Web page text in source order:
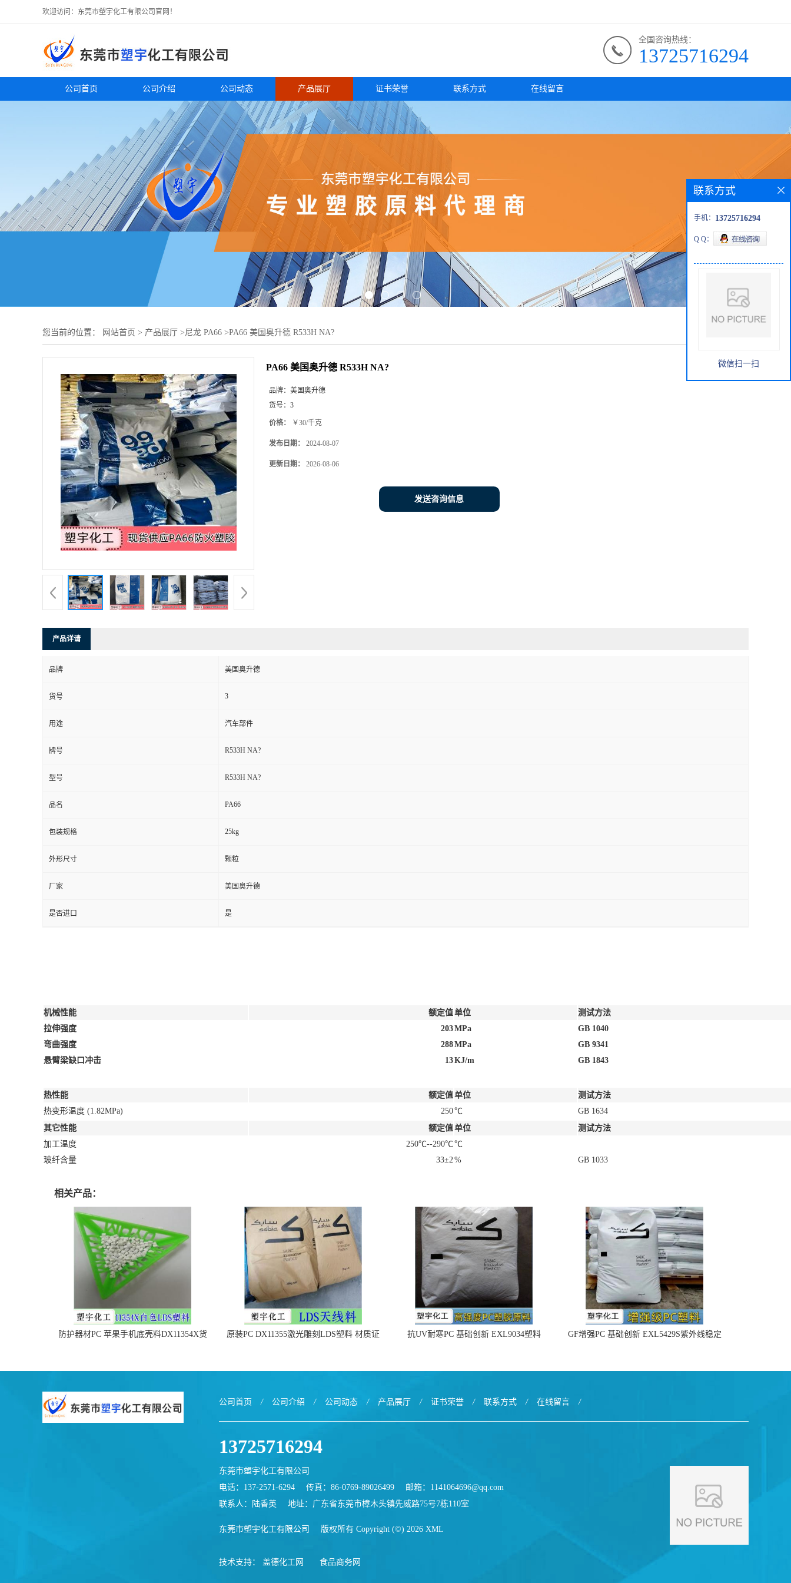
欢迎访问：东莞市塑宇化工有限公司官网！
全国咨询热线：
13725716294
公司首页 公司介绍 公司动态 产品展厅 证书荣誉 联系方式 在线留言
您当前的位置： 网站首页 > 产品展厅 >尼龙 PA66 >PA66 美国奥升德 R533H NA?
PA66 美国奥升德 R533H NA?
品牌： 美国奥升德
货号： 3
价格： ￥30/千克
发布日期： 2024-08-07
更新日期： 2026-08-06
发送咨询信息
产品详请
品牌 美国奥升德
货号 3
用途 汽车部件
牌号 R533H NA?
型号 R533H NA?
品名 PA66
包装规格 25kg
外形尺寸 颗粒
厂家 美国奥升德
是否进口 是
机械性能 额定值单位
测试方法
拉伸强度
203MPa
GB 1040
弯曲强度
288MPa
GB 9341
悬臂梁缺口冲击
13KJ/m GB 1843
热性能 额定值单位
测试方法
热变形温度 (1.82MPa)
250℃
GB 1634
其它性能
额定值单位
测试方法
加工温度
250℃--290℃℃
玻纤含量
33±2% GB 1033
相关产品：
防护器材PC 苹果手机底壳料DX11354X货
原装PC DX11355激光雕刻LDS塑料 材质证
抗UV耐寒PC 基础创新 EXL9034塑料
GF增强PC 基础创新 EXL5429S紫外线稳定
联系方式
手机： 13725716294
Q Q：
微信扫一扫
公司首页 / 公司介绍 / 公司动态 / 产品展厅 / 证书荣誉 / 联系方式 / 在线留言 /
13725716294
东莞市塑宇化工有限公司
电话：137-2571-6294
传真：86-0769-89026499 邮箱： 1141064696@qq.com
联系人：陆香英
地址：广东省东莞市樟木头镇先威路75号7栋110室
东莞市塑宇化工有限公司 版权所有 Copyright (©) 2026 XML
技术支持： 盖德化工网 食品商务网